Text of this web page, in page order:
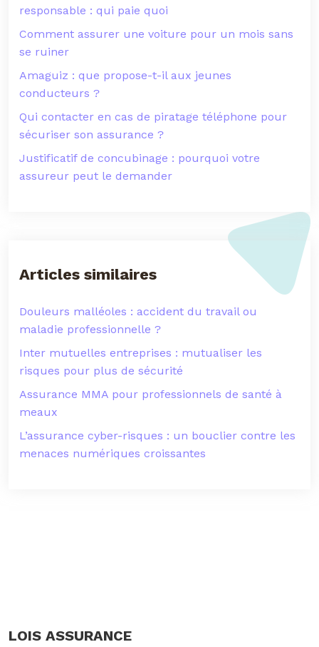
responsable : qui paie quoi
Comment assurer une voiture pour un mois sans
se ruiner
Amaguiz : que propose-t-il aux jeunes
conducteurs ?
Qui contacter en cas de piratage téléphone pour
sécuriser son assurance ?
Justificatif de concubinage : pourquoi votre
assureur peut le demander
Articles similaires
Douleurs malléoles : accident du travail ou
maladie professionnelle ?
Inter mutuelles entreprises : mutualiser les
risques pour plus de sécurité
Assurance MMA pour professionnels de santé à
meaux
L’assurance cyber-risques : un bouclier contre les
menaces numériques croissantes
LOIS ASSURANCE